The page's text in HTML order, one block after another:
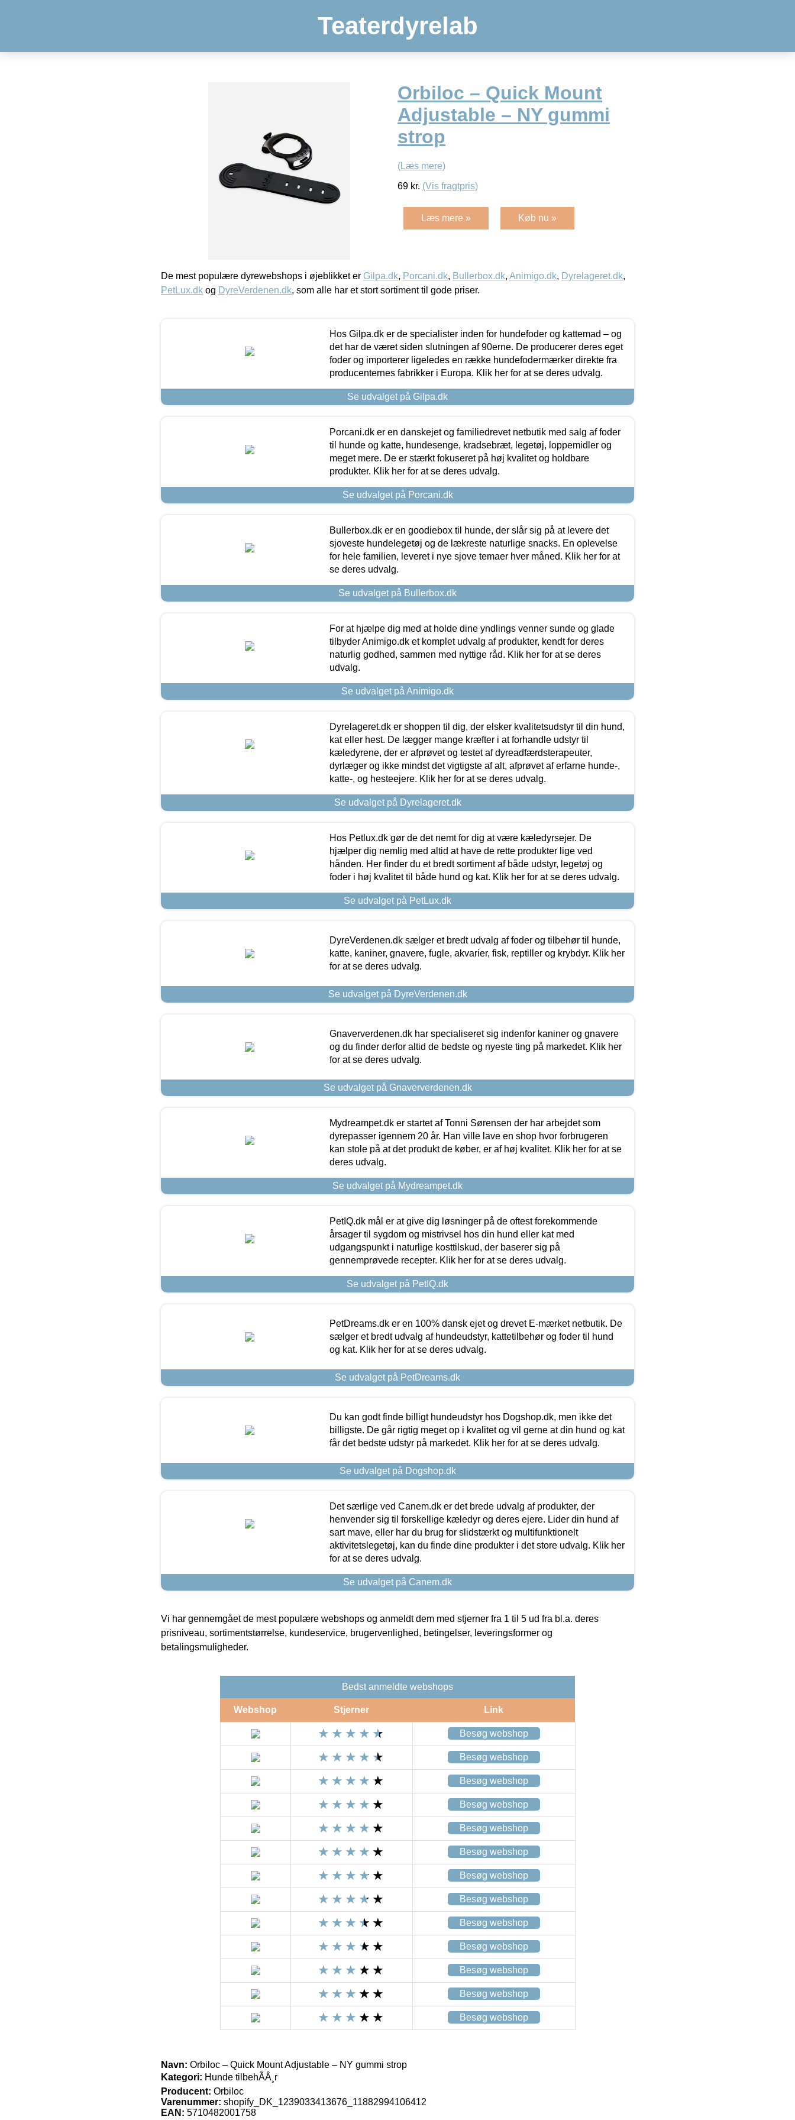
Teaterdyrelab
Orbiloc – Quick Mount
Adjustable – NY gummi
strop
(Læs mere)
69 kr. (Vis fragtpris)
Læs mere » Køb nu »
De mest populære dyrewebshops i øjeblikket er Gilpa.dk, Porcani.dk, Bullerbox.dk, Animigo.dk, Dyrelageret.dk,
PetLux.dk og DyreVerdenen.dk, som alle har et stort sortiment til gode priser.
Hos Gilpa.dk er de specialister inden for hundefoder og kattemad – og
det har de været siden slutningen af 90erne. De producerer deres eget
foder og importerer ligeledes en række hundefodermærker direkte fra
producenternes fabrikker i Europa. Klik her for at se deres udvalg.
Se udvalget på Gilpa.dk
Porcani.dk er en danskejet og familiedrevet netbutik med salg af foder
til hunde og katte, hundesenge, kradsebræt, legetøj, loppemidler og
meget mere. De er stærkt fokuseret på høj kvalitet og holdbare
produkter. Klik her for at se deres udvalg.
Se udvalget på Porcani.dk
Bullerbox.dk er en goodiebox til hunde, der slår sig på at levere det
sjoveste hundelegetøj og de lækreste naturlige snacks. En oplevelse
for hele familien, leveret i nye sjove temaer hver måned. Klik her for at
se deres udvalg.
Se udvalget på Bullerbox.dk
For at hjælpe dig med at holde dine yndlings venner sunde og glade
tilbyder Animigo.dk et komplet udvalg af produkter, kendt for deres
naturlig godhed, sammen med nyttige råd. Klik her for at se deres
udvalg.
Se udvalget på Animigo.dk
Dyrelageret.dk er shoppen til dig, der elsker kvalitetsudstyr til din hund,
kat eller hest. De lægger mange kræfter i at forhandle udstyr til
kæledyrene, der er afprøvet og testet af dyreadfærdsterapeuter,
dyrlæger og ikke mindst det vigtigste af alt, afprøvet af erfarne hunde-,
katte-, og hesteejere. Klik her for at se deres udvalg.
Se udvalget på Dyrelageret.dk
Hos Petlux.dk gør de det nemt for dig at være kæledyrsejer. De
hjælper dig nemlig med altid at have de rette produkter lige ved
hånden. Her finder du et bredt sortiment af både udstyr, legetøj og
foder i høj kvalitet til både hund og kat. Klik her for at se deres udvalg.
Se udvalget på PetLux.dk
DyreVerdenen.dk sælger et bredt udvalg af foder og tilbehør til hunde,
katte, kaniner, gnavere, fugle, akvarier, fisk, reptiller og krybdyr. Klik her
for at se deres udvalg.
Se udvalget på DyreVerdenen.dk
Gnaververdenen.dk har specialiseret sig indenfor kaniner og gnavere
og du finder derfor altid de bedste og nyeste ting på markedet. Klik her
for at se deres udvalg.
Se udvalget på Gnaververdenen.dk
Mydreampet.dk er startet af Tonni Sørensen der har arbejdet som
dyrepasser igennem 20 år. Han ville lave en shop hvor forbrugeren
kan stole på at det produkt de køber, er af høj kvalitet. Klik her for at se
deres udvalg.
Se udvalget på Mydreampet.dk
PetIQ.dk mål er at give dig løsninger på de oftest forekommende
årsager til sygdom og mistrivsel hos din hund eller kat med
udgangspunkt i naturlige kosttilskud, der baserer sig på
gennemprøvede recepter. Klik her for at se deres udvalg.
Se udvalget på PetIQ.dk
PetDreams.dk er en 100% dansk ejet og drevet E-mærket netbutik. De
sælger et bredt udvalg af hundeudstyr, kattetilbehør og foder til hund
og kat. Klik her for at se deres udvalg.
Se udvalget på PetDreams.dk
Du kan godt finde billigt hundeudstyr hos Dogshop.dk, men ikke det
billigste. De går rigtig meget op i kvalitet og vil gerne at din hund og kat
får det bedste udstyr på markedet. Klik her for at se deres udvalg.
Se udvalget på Dogshop.dk
Det særlige ved Canem.dk er det brede udvalg af produkter, der
henvender sig til forskellige kæledyr og deres ejere. Lider din hund af
sart mave, eller har du brug for slidstærkt og multifunktionelt
aktivitetslegetøj, kan du finde dine produkter i det store udvalg. Klik her
for at se deres udvalg.
Se udvalget på Canem.dk
Vi har gennemgået de mest populære webshops og anmeldt dem med stjerner fra 1 til 5 ud fra bl.a. deres
prisniveau, sortimentstørrelse, kundeservice, brugervenlighed, betingelser, leveringsformer og
betalingsmuligheder.
Bedst anmeldte webshops
Webshop Stjerner Link
Besøg webshop
Besøg webshop
Besøg webshop
Besøg webshop
Besøg webshop
Besøg webshop
Besøg webshop
Besøg webshop
Besøg webshop
Besøg webshop
Besøg webshop
Besøg webshop
Besøg webshop
Navn: Orbiloc – Quick Mount Adjustable – NY gummi strop
Kategori: Hunde tilbehÃÂ¸r
Producent: Orbiloc
Varenummer: shopify_DK_1239033413676_11882994106412
EAN: 5710482001758